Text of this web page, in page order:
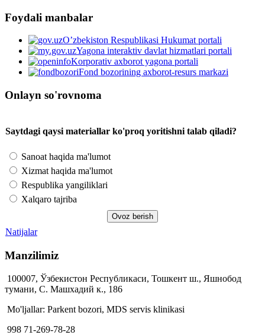
Foydali manbalar
O’zbekiston Respublikasi Hukumat portali
Yagona interaktiv davlat hizmatlari portali
Korporativ axborot yagona portali
Fond bozorining axborot-resurs markazi
Onlayn so'rovnoma
Saytdagi qaysi materiallar ko'proq yoritishni talab qiladi?
Sanoat haqida ma'lumot
Xizmat haqida ma'lumot
Respublika yangiliklari
Xalqaro tajriba
Natijalar
Manzilimiz
100007, Ўзбекистон Республикаси, Тошкент ш., Яшнобод
тумани, С. Машхадий к., 186
Mo'ljallar: Parkent bozori, MDS servis klinikasi
998 71-269-78-28